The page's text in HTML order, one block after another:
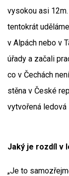
vysokou asi
tentokrát
v Alpách nebo v
úřady a začali
co v Čechách
stěna v České
vytvořená ledová
Jaký je rozdíl v
„Je to